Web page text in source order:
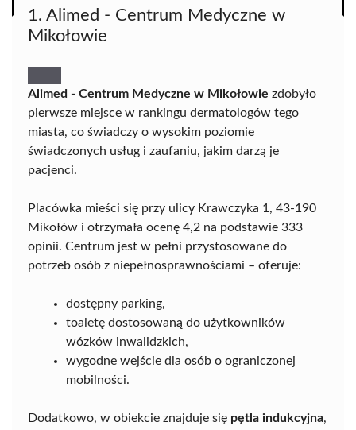
1. Alimed - Centrum Medyczne w
Mikołowie
Alimed - Centrum Medyczne w Mikołowie zdobyło
pierwsze miejsce w rankingu dermatologów tego
miasta, co świadczy o wysokim poziomie
świadczonych usług i zaufaniu, jakim darzą je
pacjenci.
Placówka mieści się przy ulicy Krawczyka 1, 43-190
Mikołów i otrzymała ocenę 4,2 na podstawie 333
opinii. Centrum jest w pełni przystosowane do
potrzeb osób z niepełnosprawnościami – oferuje:
dostępny parking,
toaletę dostosowaną do użytkowników
wózków inwalidzkich,
wygodne wejście dla osób o ograniczonej
mobilności.
Dodatkowo, w obiekcie znajduje się pętla indukcyjna,